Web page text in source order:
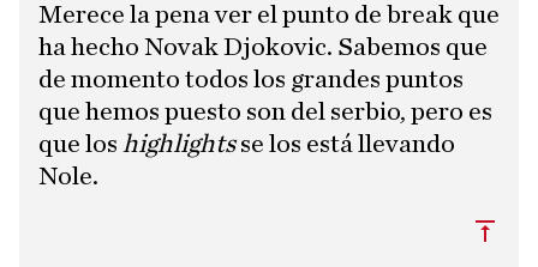
Merece la pena ver el punto de break que
ha hecho Novak Djokovic. Sabemos que
de momento todos los grandes puntos
que hemos puesto son del serbio, pero es
que los highlightsse los está llevando
Nole.